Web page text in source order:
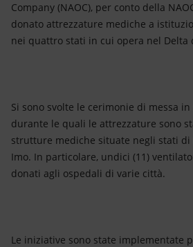
Scenari energetici
Company (NAOC), per conto della
donato attrezzature mediche a
nei quattro stati in cui opera nel Delta
Si sono svolte le cerimonie di messa
durante le quali le attrezzature sono
strutture mediche situate negli stati di
Imo. In particolare, undici (11)
donati agli ospedali di varie città.
Le iniziative sono state implementate